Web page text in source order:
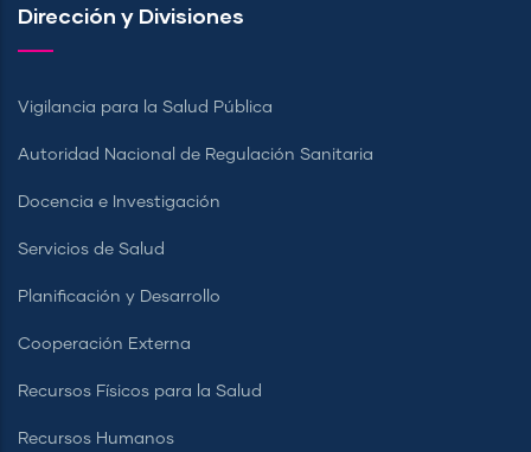
Dirección y Divisiones
Vigilancia para la Salud Pública
Autoridad Nacional de Regulación Sanitaria
Docencia e Investigación
Servicios de Salud
Planificación y Desarrollo
Cooperación Externa
Recursos Físicos para la Salud
Recursos Humanos